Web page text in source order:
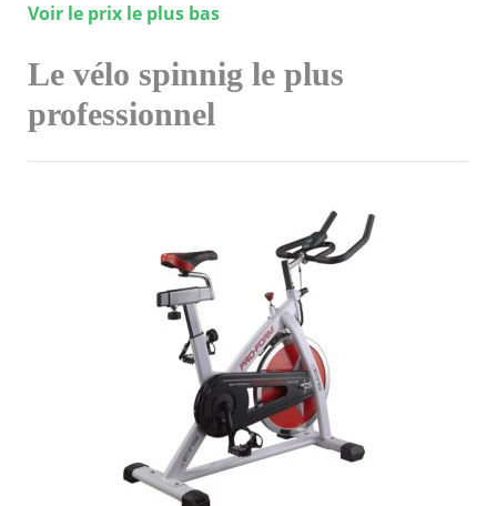
Voir le prix le plus bas
Le vélo spinnig le plus
professionnel